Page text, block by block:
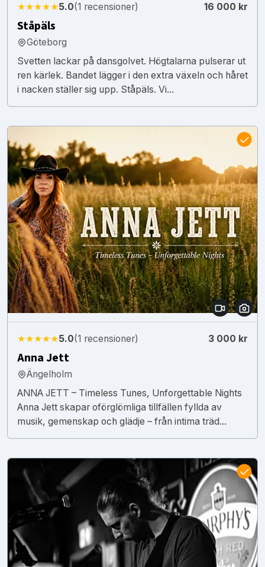
★★★★★5.0(1 recensioner) 16 000 kr
Ståpäls
Göteborg
Svetten lackar på dansgolvet. Högtalarna pulserar ut
ren kärlek. Bandet lägger i den extra växeln och håret
i nacken ställer sig upp. Ståpäls. Vi...
★★★★★5.0(1 recensioner) 3 000 kr
Anna Jett
Ängelholm
ANNA JETT – Timeless Tunes, Unforgettable Nights
Anna Jett skapar oförglömliga tillfällen fyllda av
musik, gemenskap och glädje – från intima träd...